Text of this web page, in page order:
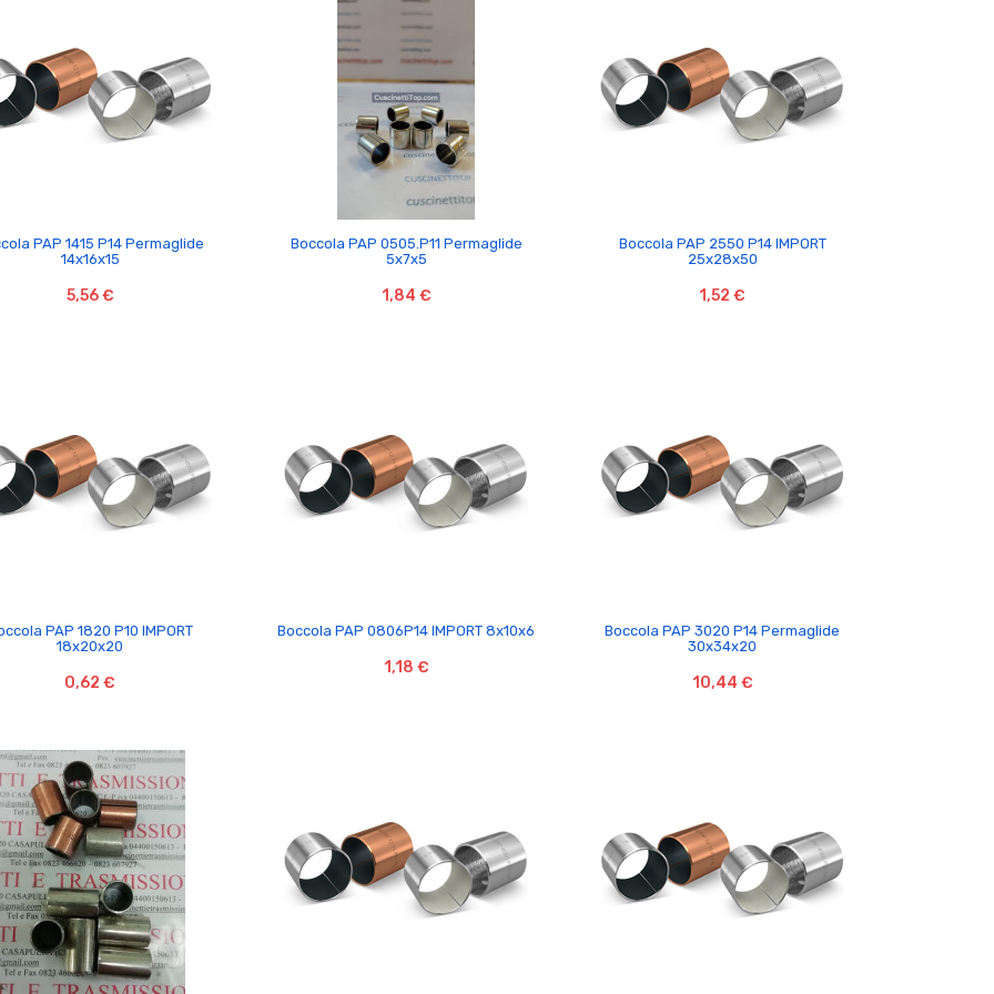

PAP 1415 P14 Permaglide
14x16x15
5,56 €

Boccola PAP 0505.P11 Permaglide
5x7x5
1,84 €

Boccola PAP 2550 P14 IMPORT
25x28x50
1,52 €

PAP 1820 P10 IMPORT
18x20x20
0,62 €

Boccola PAP 0806P14 IMPORT 8x10x6
1,18 €

Boccola PAP 3020 P14 Permaglide
30x34x20
10,44 €